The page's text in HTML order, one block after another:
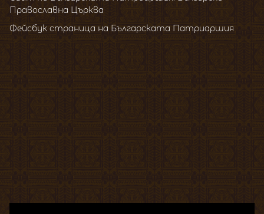
Православна Църква
Фейсбук страница на Българската Патриаршия